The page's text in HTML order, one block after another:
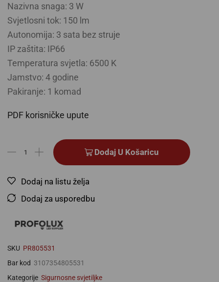
Nazivna snaga: 3 W
Svjetlosni tok: 150 lm
Autonomija: 3 sata bez struje
IP zaštita: IP66
Temperatura svjetla: 6500 K
Jamstvo: 4 godine
Pakiranje: 1 komad
PDF korisničke upute
Dodaj U Košaricu
Dodaj na listu želja
Dodaj za usporedbu
SKU PR805531
Bar kod 3107354805531
Kategorije Sigurnosne svjetiljke